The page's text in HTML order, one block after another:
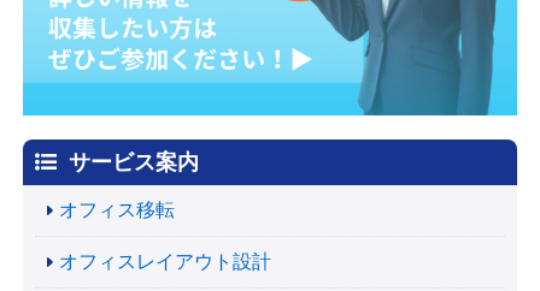
サービス案内
オフィス移転
オフィスレイアウト設計